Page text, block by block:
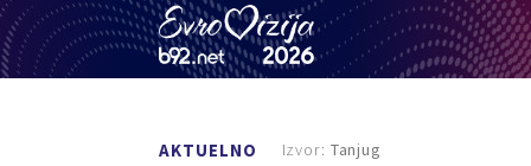
AKTUELNO Izvor: Tanjug